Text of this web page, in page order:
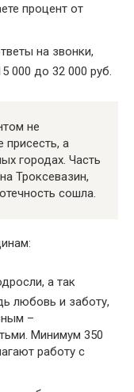
процент от
на звонки,
000 до 32 000 руб.
не
присесть, а
городах. Часть
Троксевазин,
сошла.
а так
любовь и заботу,
–
Минимум 350
работу с